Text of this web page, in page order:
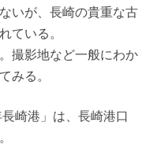
いが、長崎の貴重な古
ている。
撮影地など一般にわか
みる。
崎港」は、長崎港口